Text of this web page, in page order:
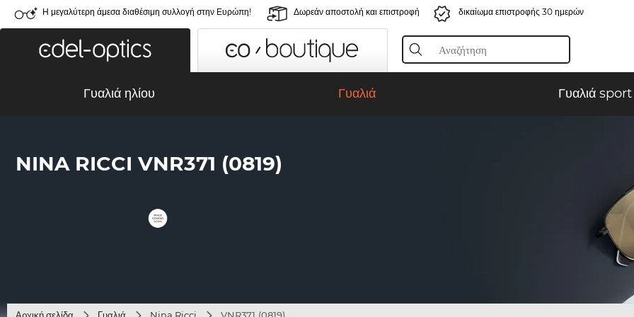
Η μεγαλύτερη άμεσα διαθέσιμη συλλογή στην Ευρώπη! Δωρεάν αποστολή και επιστροφή δικαίωμα επιστροφής 30 ημερών
Γυαλιά ηλίου Γυαλιά Γυαλιά sport
NINA RICCI VNR371 (0819)